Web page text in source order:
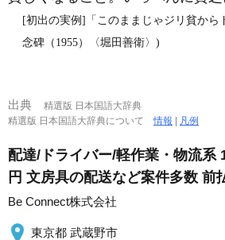
[初出の実例]「このままじゃジリ貧から
念碑（1955）〈堀田善衛〉)
出典
精選版 日本国語大辞典
精選版 日本国語大辞典について情報 凡例
配達/ドライバー/軽作業・物流系
円 文房具の配送など案件多数 前
Be Connect株式会社
東京都 武蔵野市